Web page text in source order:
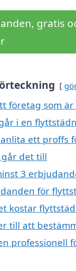
gratis
företag som
i en
ett proffs
går det till
3
för
kostar
till att
professionell